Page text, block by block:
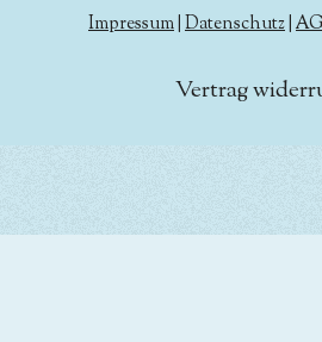
Impressum Datenschutz
Vertrag